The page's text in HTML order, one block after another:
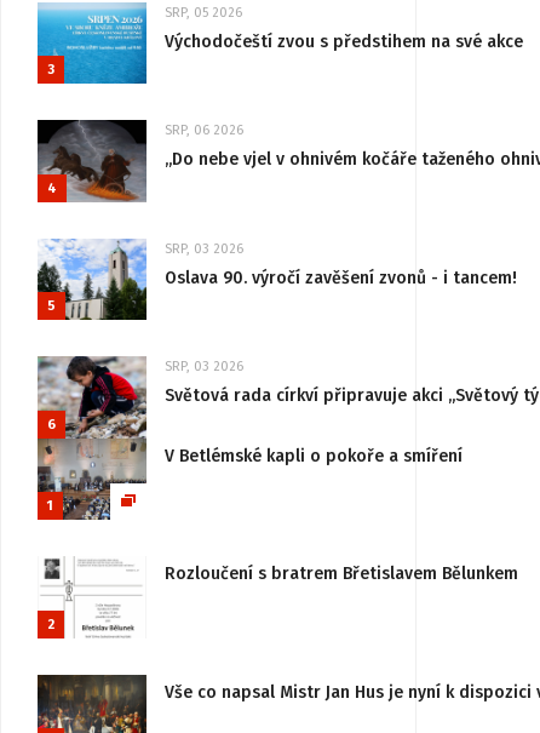
3
SRP, 05 2026
Východočeští zvou s předstihem na své akce
4
SRP, 06 2026
„Do nebe vjel v ohnivém kočáře taženého
5
SRP, 03 2026
Oslava 90. výročí zavěšení zvonů - i tancem!
6
SRP, 03 2026
Světová rada církví připravuje akci „Světový
1
V Betlémské kapli o pokoře a smíření
2
Rozloučení s bratrem Břetislavem Bělunkem
Vše co napsal Mistr Jan Hus je nyní k